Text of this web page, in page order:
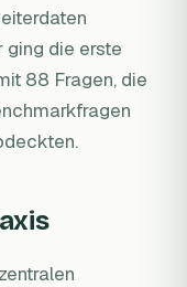
die erste
88 Fragen, die